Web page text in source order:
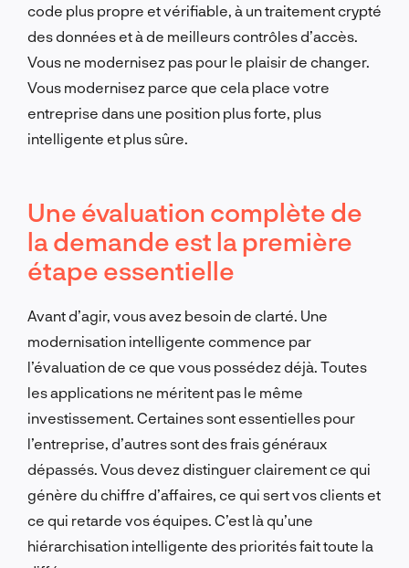
code plus propre et vérifiable, à un traitement crypté
des données et à de meilleurs contrôles d’accès.
Vous ne modernisez pas pour le plaisir de changer.
Vous modernisez parce que cela place votre
entreprise dans une position plus forte, plus
intelligente et plus sûre.
Une évaluation complète de
la demande est la première
étape essentielle
Avant d’agir, vous avez besoin de clarté. Une
modernisation intelligente commence par
l’évaluation de ce que vous possédez déjà. Toutes
les applications ne méritent pas le même
investissement. Certaines sont essentielles pour
l’entreprise, d’autres sont des frais généraux
dépassés. Vous devez distinguer clairement ce qui
génère du chiffre d’affaires, ce qui sert vos clients et
ce qui retarde vos équipes. C’est là qu’une
hiérarchisation intelligente des priorités fait toute la